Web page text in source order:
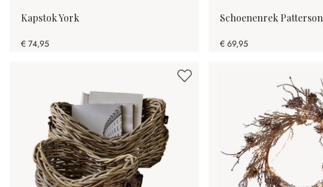
Kapstok York
€ 74,95
Schoenenrek Patterson
€ 69,95